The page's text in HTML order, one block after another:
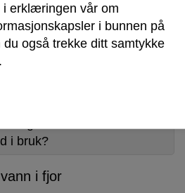
betaler et fast gebyr i året.
betaling for boligtilsyn, som
og feiing her
i bruk?
i fjor
i erklæringen vår om
i bunnen på
også trekke ditt samtykke